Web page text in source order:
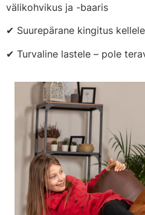
välikohvikus ja -baaris
✔ Suurepärane kingitus
✔ Turvaline lastele – pole